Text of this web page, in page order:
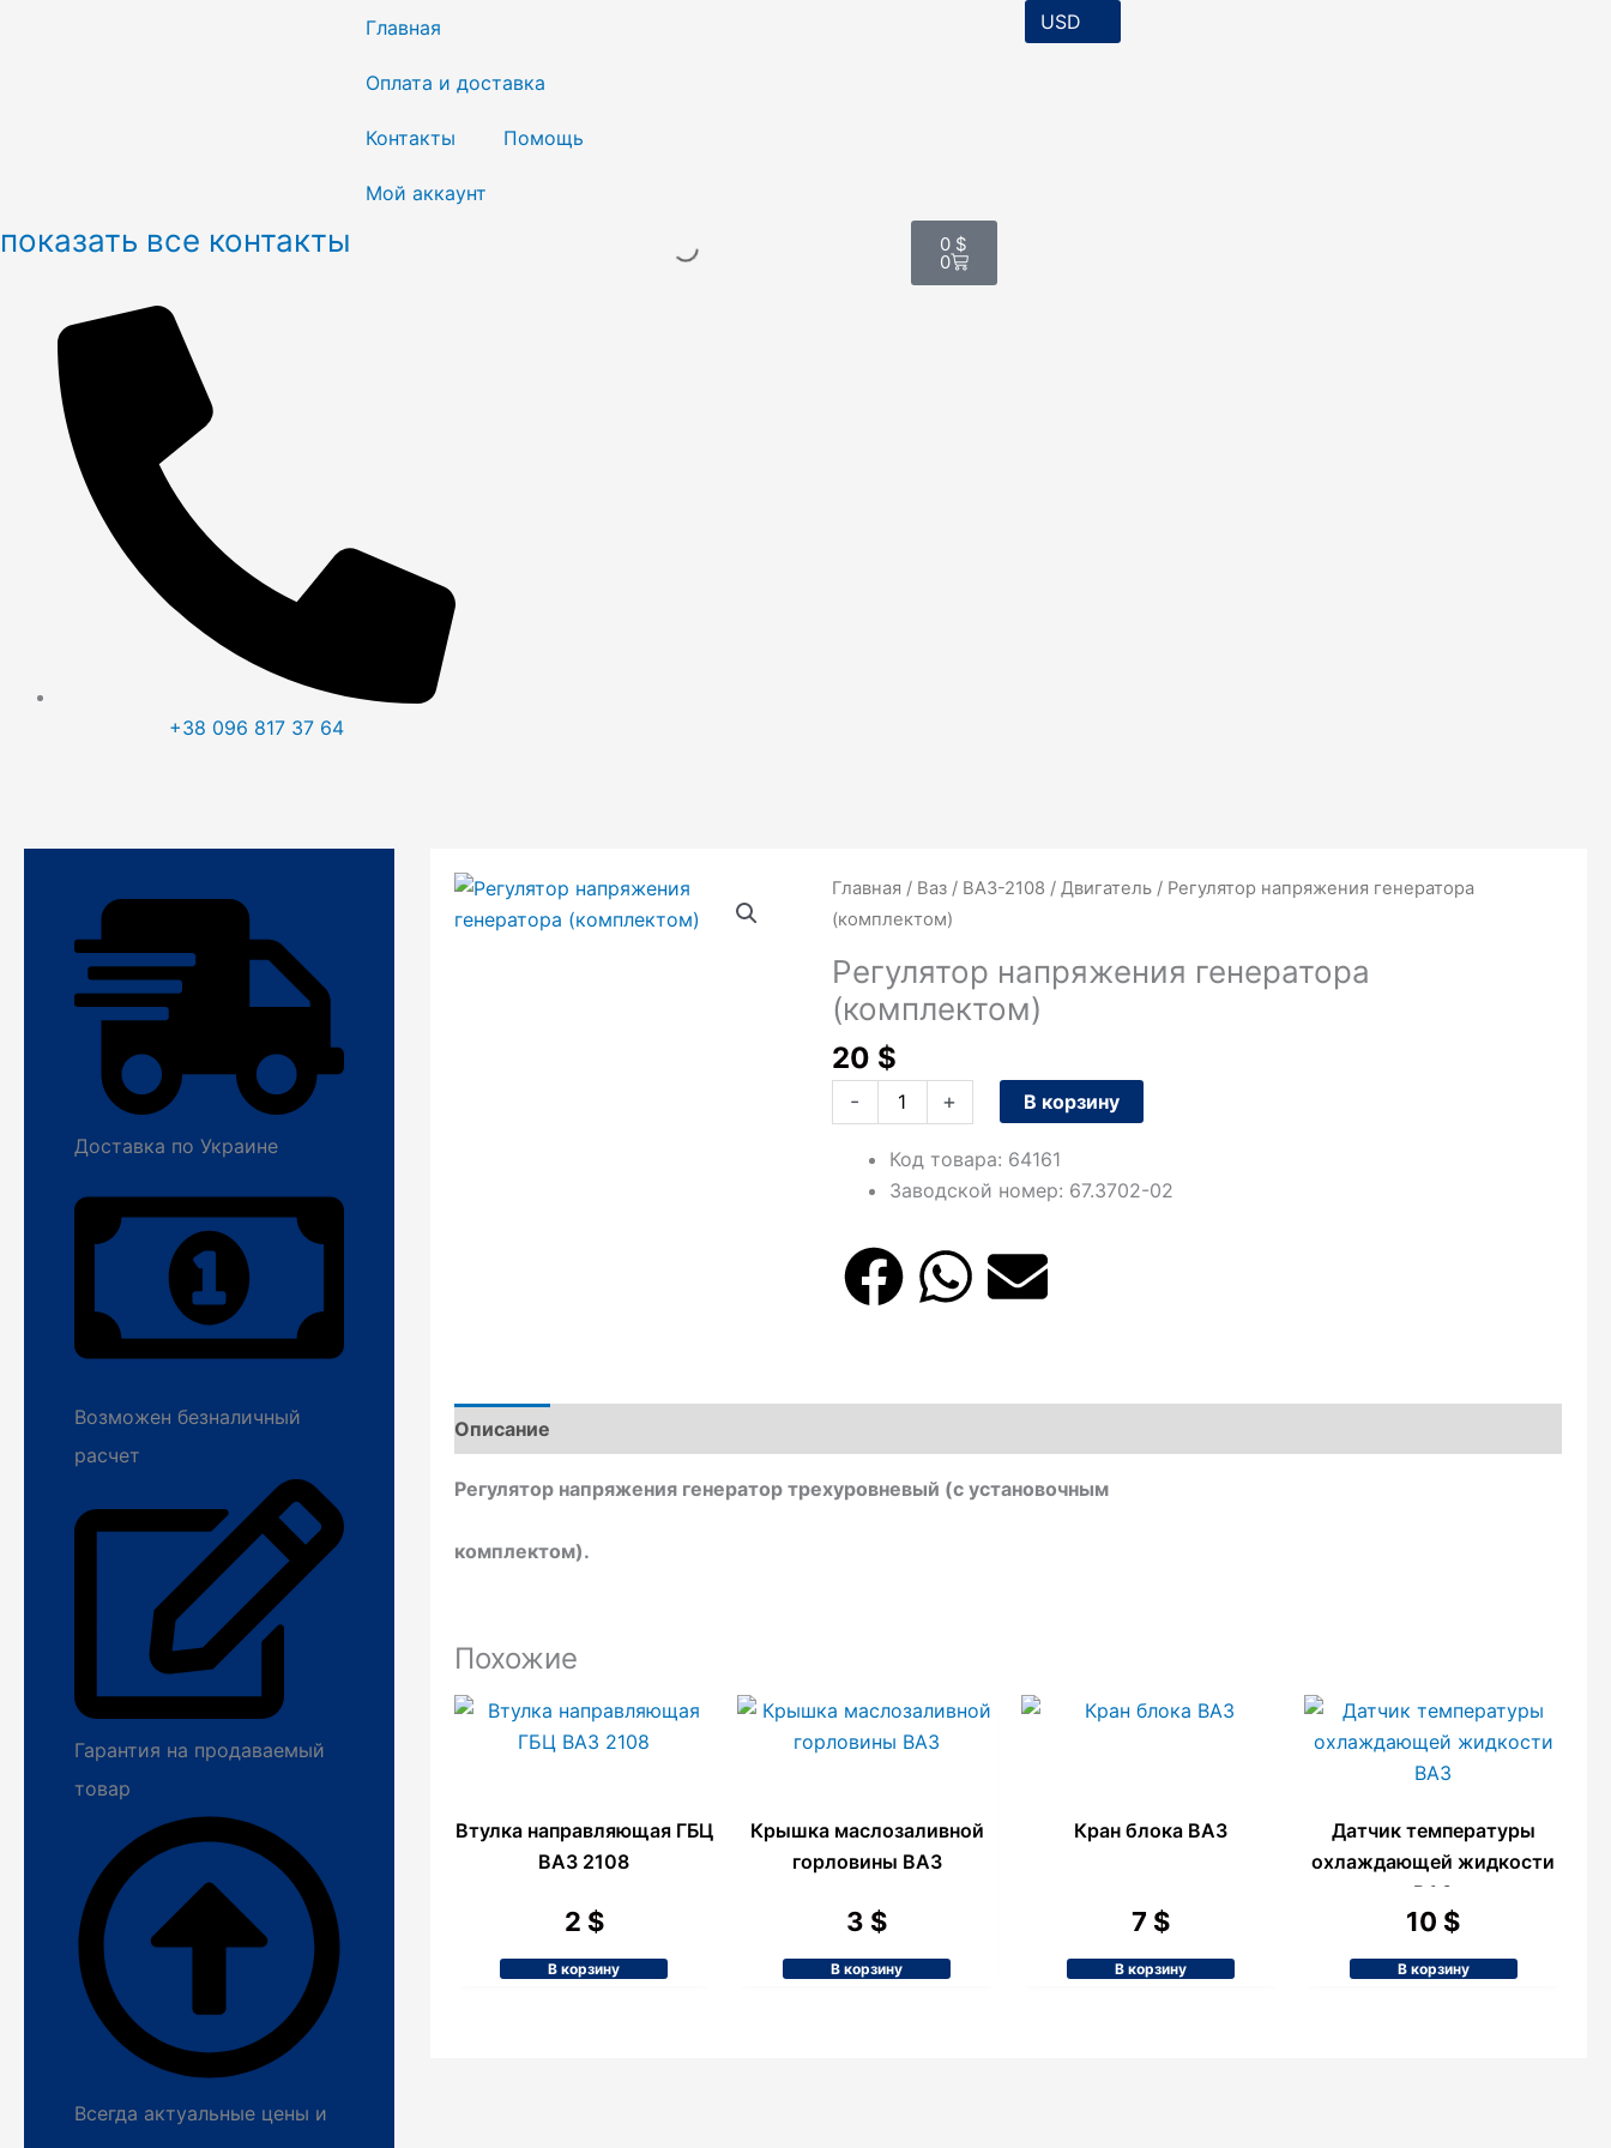
Главная
Оплата и доставка
Контакты Помощь
Мой аккаунт
показать все контакты
+38 096 817 37 64
0 $
0
Корзина
Доставка по Украине
Возможен безналичный
расчет
Гарантия на продаваемый
товар
Всегда актуальные цены и
Главная / Ваз/ ВАЗ-2108 / Двигатель/ Регулятор напряжения генератора
(комплектом)
Регулятор напряжения генератора
(комплектом)
20 $
-
Количество
товара
напряжения
генератора
(комплектом)
+ В корзину
Код товара: 64161
Заводской номер: 67.3702-02
F
c
e
b
k
W
a
t
s
p
E
v
e
l
e
Описание
Регулятор напряжения генератор трехуровневый (с установочным
комплектом).
Похожие
Втулка направляющая ГБЦ
ВАЗ 2108
2 $
В корзину
Крышка маслозаливной
горловины ВАЗ
3 $
В корзину
Кран блока ВАЗ
7 $
В корзину
Датчик температуры
охлаждающей жидкости
ВАЗ
10 $
В корзину